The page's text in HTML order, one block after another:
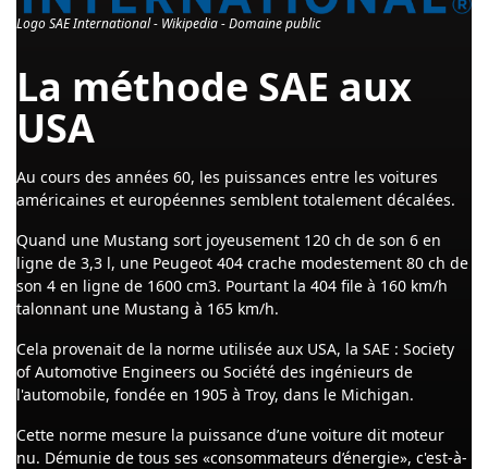
Logo SAE International - Wikipedia - Domaine public
La méthode SAE aux
USA
Au cours des années 60, les puissances entre les voitures
américaines et européennes semblent totalement décalées.
Quand une Mustang sort joyeusement 120 ch de son 6 en
ligne de 3,3 l, une Peugeot 404 crache modestement 80 ch de
son 4 en ligne de 1600 cm3. Pourtant la 404 file à 160 km/h
talonnant une Mustang à 165 km/h.
Cela provenait de la norme utilisée aux USA, la SAE : Society
of Automotive Engineers ou Société des ingénieurs de
l'automobile, fondée en 1905 à Troy, dans le Michigan.
Cette norme mesure la puissance d’une voiture dit moteur
nu. Démunie de tous ses «consommateurs d’énergie», c'est-à-